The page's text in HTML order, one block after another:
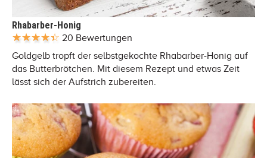
Rhabarber-Honig
20 Bewertungen
Goldgelb tropft der selbstgekochte Rhabarber-Honig auf
das Butterbrötchen. Mit diesem Rezept und etwas Zeit
lässt sich der Aufstrich zubereiten.